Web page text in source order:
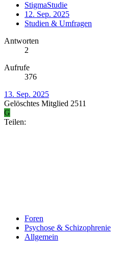
StigmaStudie
12. Sep. 2025
Studien & Umfragen
Antworten
2
Aufrufe
376
13. Sep. 2025
Gelöschtes Mitglied 2511
G
Teilen:
Foren
Psychose & Schizophrenie
Allgemein